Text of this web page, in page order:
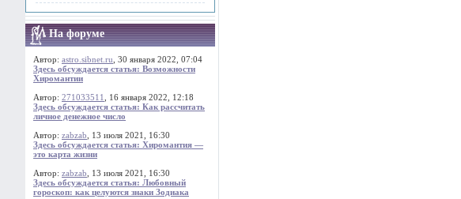
На форуме
Автор: astro.sibnet.ru , 30 января 2022, 07:04
Здесь обсуждается статья: Возможности
Хиромантии
Автор: 271033511
, 16 января 2022, 12:18
Здесь обсуждается статья: Как рассчитать
личное денежное число
Автор: zabzab , 13 июля 2021, 16:30
Здесь обсуждается статья: Хиромантия —
это карта жизни
Автор: zabzab , 13 июля 2021, 16:30
Здесь обсуждается статья: Любовный
гороскоп: как целуются знаки Зодиака